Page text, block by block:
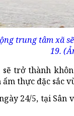
trung tâm xã
19.
sẽ trở thành
thực đặc sắc
24/5, tại